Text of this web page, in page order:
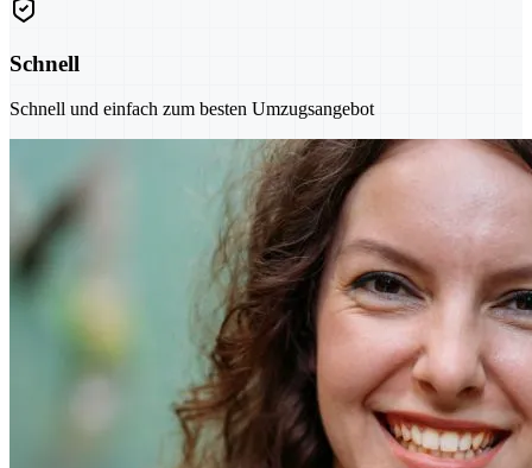
Schnell
Schnell und einfach zum besten Umzugsangebot